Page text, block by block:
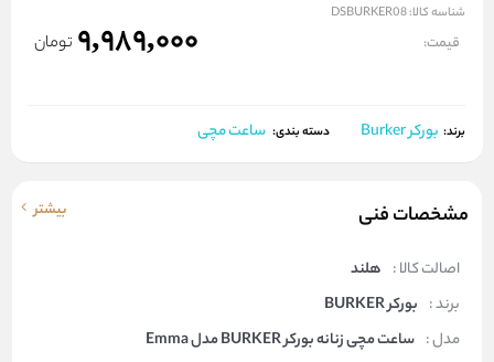
شناسه کالا:DSBURKER08
قیمت: 9,989,000 تومان
برند: بورکر Burker دسته بندی: ساعت مچی
مشخصات فنی بیشتر
اصالت کالا : هلند
برند : بورکر BURKER
مدل : ساعت مچی زنانه بورکر BURKER مدل Emma